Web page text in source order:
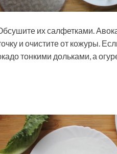
их салфетками.
и очистите от кожуры.
тонкими дольками, а